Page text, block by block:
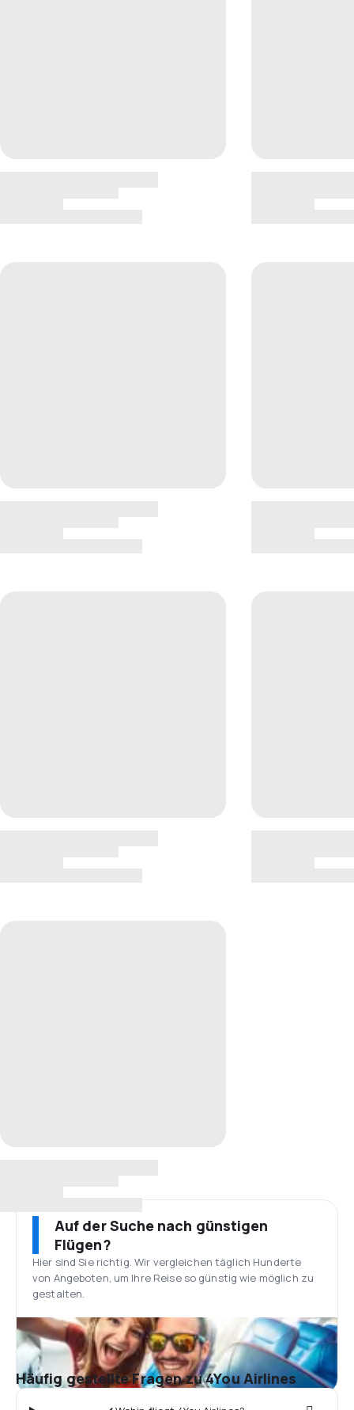
Auf der Suche nach günstigen
Flügen?
Hier sind Sie richtig. Wir vergleichen täglich Hunderte
von Angeboten, um Ihre Reise so günstig wie möglich zu
gestalten.
Häufig gestellte Fragen zu 4You Airlines